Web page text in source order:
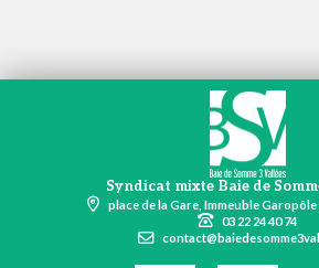
Syndicat mixte Baie de
place de la Gare, Immeuble
03 22 24 40 74